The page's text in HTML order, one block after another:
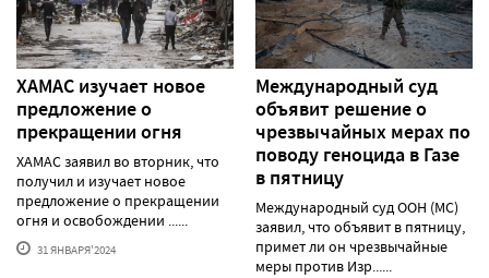
ХАМАС изучает новое
предложение о
прекращении огня
ХАМАС заявил во вторник, что
получил и изучает новое
предложение о прекращении
огня и освобождении ......
31 ЯНВАРЯ'2024
Международный суд
объявит решение о
чрезвычайных мерах по
поводу геноцида в Газе
в пятницу
Международный суд ООН (МС)
заявил, что объявит в пятницу,
примет ли он чрезвычайные
меры против Изр......